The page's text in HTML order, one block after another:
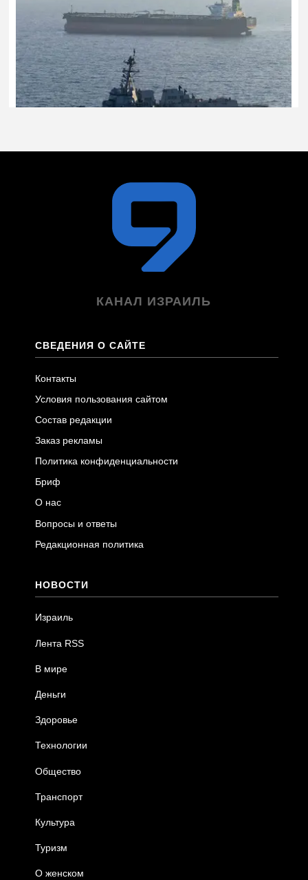
КАНАЛ ИЗРАИЛЬ
СВЕДЕНИЯ О САЙТЕ
Контакты
Условия пользования сайтом
Состав редакции
Заказ рекламы
Политика конфиденциальности
Бриф
О нас
Вопросы и ответы
Редакционная политика
НОВОСТИ
Израиль
Лента RSS
В мире
Деньги
Здоровье
Технологии
Общество
Транспорт
Культура
Туризм
О женском